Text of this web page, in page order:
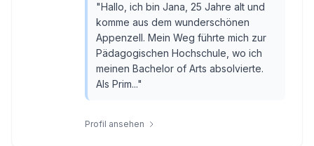
"Hallo, ich bin Jana, 25 Jahre alt und
komme aus dem wunderschönen
Appenzell. Mein Weg führte mich zur
Pädagogischen Hochschule, wo ich
meinen Bachelor of Arts absolvierte.
Als Prim..."
Profil ansehen